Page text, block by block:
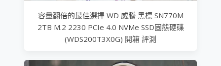
容量翻倍的最佳選擇 WD 威騰 黑標 SN770M
2TB M.2 2230 PCIe 4.0 NVMe SSD固態硬碟
(WDS200T3X0G) 開箱 評測